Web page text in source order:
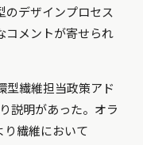
のデザインプロセス
コメントが寄せられ
型繊維担当政策アド
説明があった。オラ
り繊維において